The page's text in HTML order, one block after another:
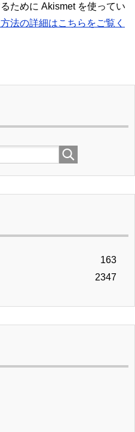
ために Akismet を使ってい
法の詳細はこちらをご覧く
163
2347